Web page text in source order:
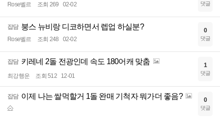
Rose벨르 조회 269 02-02 댓글
잡담 붕스 뉴비랑 디코하면서 렙업 하실분?
Rose벨르 조회 248 02-02
0
댓글
잡담 키레네 2돌 전광인데 속도 180어캐 맞춤
최강행운 조회 512 12-01
1
댓글
잡담 이제 나는 쌀먹할거 1돌 완매 기척자 뭐가더 좋음? 0
댓글